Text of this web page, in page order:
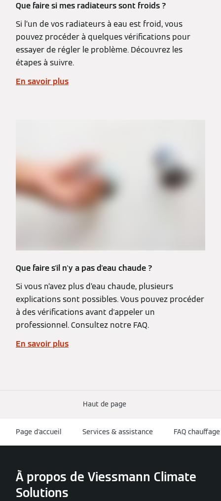
Que faire si mes radiateurs sont froids ?
Si l’un de vos radiateurs à eau est froid, vous
pouvez procéder à quelques vérifications pour
essayer de régler le problème. Découvrez les
étapes à suivre.
En savoir plus
Que faire s'il n'y a pas d'eau chaude ?
Si vous n’avez plus d’eau chaude, plusieurs
explications sont possibles. Vous pouvez procéder
à des vérifications avant d'appeler un
professionnel. Consultez notre FAQ.
En savoir plus
Haut de page
Page d'accueil Services & assistance FAQ chauffage
À propos de Viessmann Climate
Solutions